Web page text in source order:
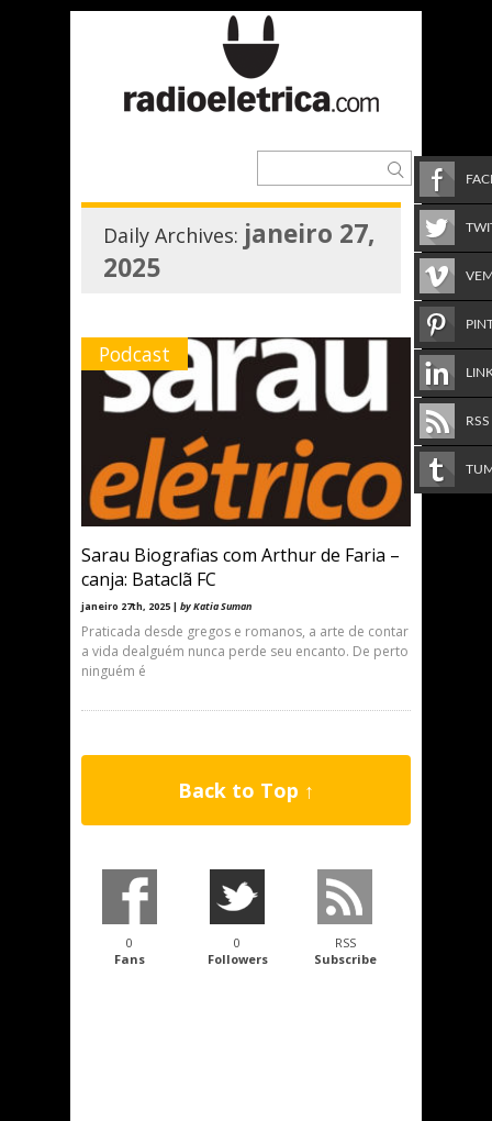
Daily Archives: janeiro 27,
2025
Podcast
Sarau Biografias com Arthur de Faria –
canja: Bataclã FC
janeiro 27th, 2025 | by Katia Suman
Praticada desde gregos e romanos, a arte de contar
a vida dealguém nunca perde seu encanto. De perto
ninguém é
Back to Top ↑
0
Fans
0
Followers
RSS
Subscribe
RSS